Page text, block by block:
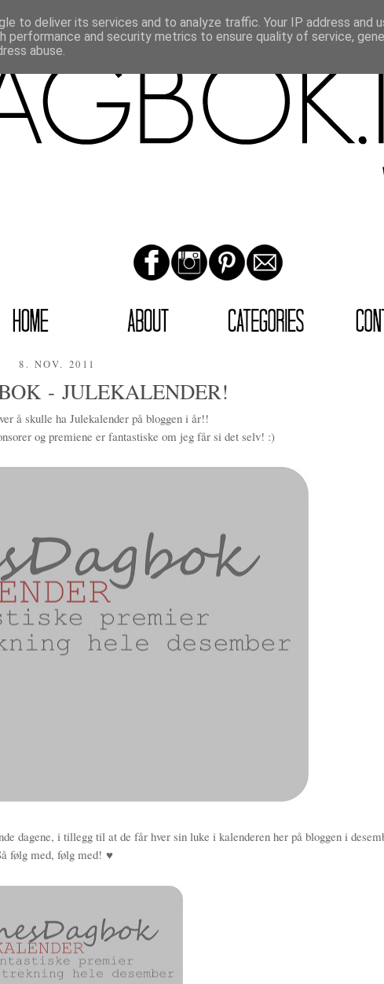
8. NOV. 2011
- JULEKALENDER!
å skulle ha Julekalender på bloggen i år!!
og premiene er fantastiske om jeg får si det selv! :)
dagene, i tillegg til at de får hver sin luke i kalenderen her på bloggen i
følg med, følg med! ♥
to deliver its services and to analyze traffic. Your IP address and
performance and security metrics to ensure quality of service,
abuse.